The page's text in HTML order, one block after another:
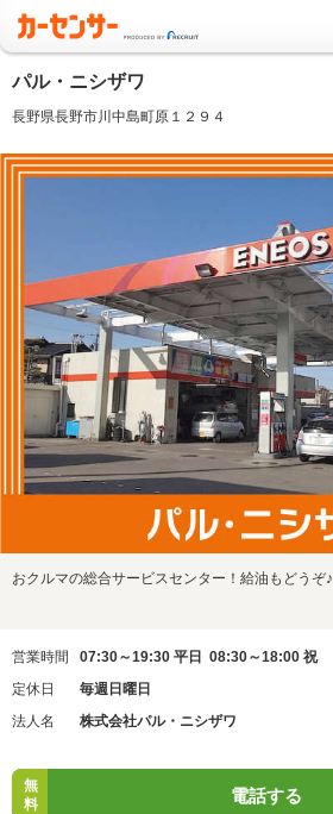
パル・ニシザワ
長野県長野市川中島町原１２９４
おクルマの総合サービスセンター！給油もどうぞ♪
営業時間
07:30～19:30 平日 08:30～18:00 祝
定休日
毎週日曜日
法人名
株式会社パル・ニシザワ
無
料
電話する